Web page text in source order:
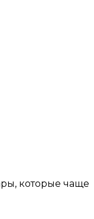
которые чаще